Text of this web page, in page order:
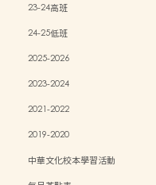
23-24高班
24-25低班
2025-2026
2023-2024
2021-2022
2019-2020
中華文化校本學習活動